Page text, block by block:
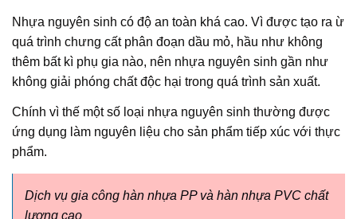
Nhựa nguyên sinh có độ an toàn khá cao. Vì được tạo ra ừ
quá trình chưng cất phân đoạn dầu mỏ, hầu như không
thêm bất kì phụ gia nào, nên nhựa nguyên sinh gần như
không giải phóng chất độc hại trong quá trình sản xuất.
Chính vì thế một số loại nhựa nguyên sinh thường được
ứng dụng làm nguyên liệu cho sản phẩm tiếp xúc với thực
phẩm.
Dịch vụ gia công hàn nhựa PP và hàn nhựa PVC chất
lượng cao